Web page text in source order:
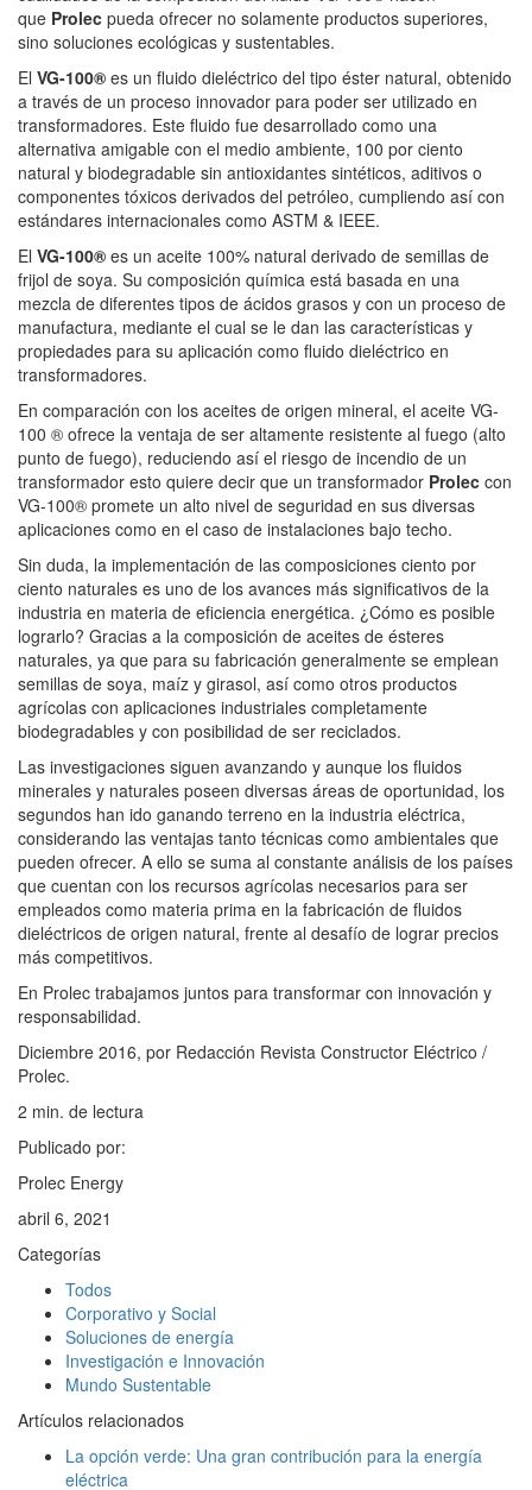
que Prolec pueda ofrecer no solamente productos superiores,
sino soluciones ecológicas y sustentables.
El VG-100® es un fluido dieléctrico del tipo éster natural, obtenido
a través de un proceso innovador para poder ser utilizado en
transformadores. Este fluido fue desarrollado como una
alternativa amigable con el medio ambiente, 100 por ciento
natural y biodegradable sin antioxidantes sintéticos, aditivos o
componentes tóxicos derivados del petróleo, cumpliendo así con
estándares internacionales como ASTM & IEEE.
El VG-100® es un aceite 100% natural derivado de semillas de
frijol de soya. Su composición química está basada en una
mezcla de diferentes tipos de ácidos grasos y con un proceso de
manufactura, mediante el cual se le dan las características y
propiedades para su aplicación como fluido dieléctrico en
transformadores.
En comparación con los aceites de origen mineral, el aceite VG-
100 ® ofrece la ventaja de ser altamente resistente al fuego (alto
punto de fuego), reduciendo así el riesgo de incendio de un
transformador esto quiere decir que un transformador Prolec con
VG-100® promete un alto nivel de seguridad en sus diversas
aplicaciones como en el caso de instalaciones bajo techo.
Sin duda, la implementación de las composiciones ciento por
ciento naturales es uno de los avances más significativos de la
industria en materia de eficiencia energética. ¿Cómo es posible
lograrlo? Gracias a la composición de aceites de ésteres
naturales, ya que para su fabricación generalmente se emplean
semillas de soya, maíz y girasol, así como otros productos
agrícolas con aplicaciones industriales completamente
biodegradables y con posibilidad de ser reciclados.
Las investigaciones siguen avanzando y aunque los fluidos
minerales y naturales poseen diversas áreas de oportunidad, los
segundos han ido ganando terreno en la industria eléctrica,
considerando las ventajas tanto técnicas como ambientales que
pueden ofrecer. A ello se suma al constante análisis de los países
que cuentan con los recursos agrícolas necesarios para ser
empleados como materia prima en la fabricación de fluidos
dieléctricos de origen natural, frente al desafío de lograr precios
más competitivos.
En Prolec trabajamos juntos para transformar con innovación y
responsabilidad.
Diciembre 2016, por Redacción Revista Constructor Eléctrico /
Prolec.
2 min. de lectura
Publicado por:
Prolec Energy
abril 6, 2021
Categorías
Todos
Corporativo y Social
Soluciones de energía
Investigación e Innovación
Mundo Sustentable
Artículos relacionados
La opción verde: Una gran contribución para la energía
eléctrica